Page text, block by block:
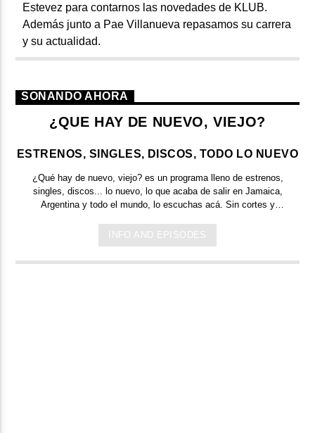
Estevez para contarnos las novedades de KLUB.
Además junto a Pae Villanueva repasamos su carrera
y su actualidad.
SONANDO AHORA
¿QUE HAY DE NUEVO, VIEJO?
ESTRENOS, SINGLES, DISCOS, TODO LO NUEVO
¿Qué hay de nuevo, viejo?es un programa lleno de estrenos,
singles, discos... lo nuevo, lo que acaba de salir enJamaica,
Argentina y todo el mundo, lo escuchas acá. Sin cortes y
INFO AND EPISODES